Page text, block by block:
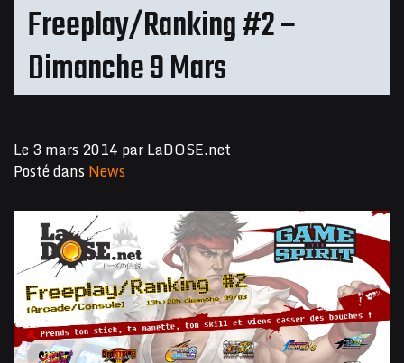
Freeplay/Ranking #2 –
Dimanche 9 Mars
Le3 mars 2014 parLaDOSE.net
Posté dansNews